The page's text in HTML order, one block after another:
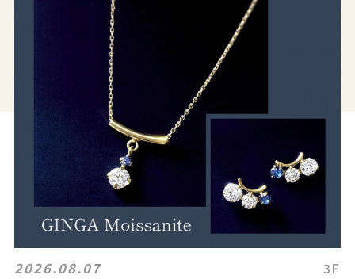
2026.08.07 3F